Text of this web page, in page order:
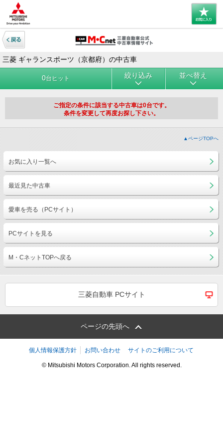
三菱 ギャランスポーツ（京都府）の中古車
0台ヒット 絞り込み 並べ替え
ご指定の条件に該当する中古車は0台です。
条件を変更して再度お探し下さい。
▲ページTOPへ
お気に入り一覧へ
最近見た中古車
愛車を売る（PCサイト）
PCサイトを見る
M・CネットTOPへ戻る
三菱自動車 PCサイト
ページの先頭へ
個人情報保護方針 お問い合わせ サイトのご利用について
© Mitsubishi Motors Corporation. All rights reserved.